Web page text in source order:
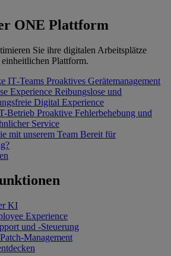
ONE Plattform
Sie ihre digitalen Arbeitsplätze
Plattform.
IT‐Teams Proaktives Gerätemanagement
Experience Reibungslose und
Digital Experience
Betrieb Proaktive Fehlerbehebung und
Service
mit unserem Team Bereit für
KI
Experience
und -Steuerung
Management